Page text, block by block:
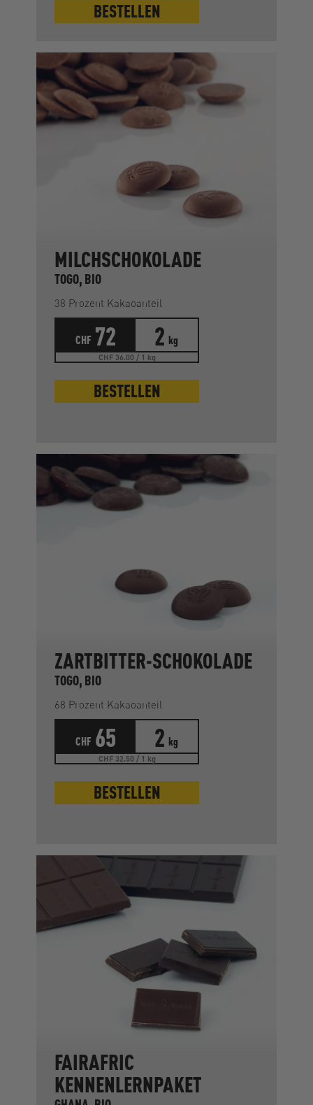
BESTELLEN
MILCHSCHOKOLADE
TOGO, BIO
38 Prozent Kakaoanteil
CHF 72 2 kg
CHF 36.00 / 1 kg
BESTELLEN
ZARTBITTER-SCHOKOLADE
TOGO, BIO
68 Prozent Kakaoanteil
CHF 65 2 kg
CHF 32.50 / 1 kg
BESTELLEN
FAIRAFRIC
KENNENLERNPAKET